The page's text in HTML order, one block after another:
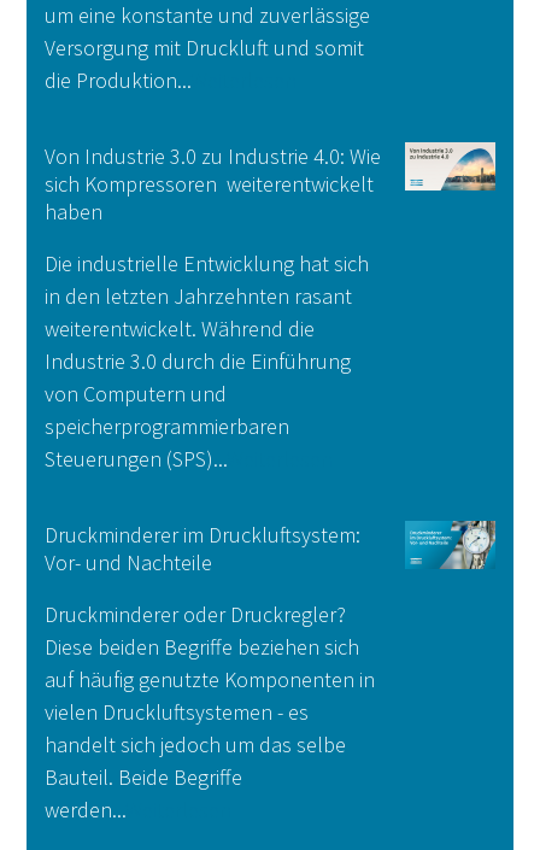
um eine konstante und zuverlässige
Versorgung mit Druckluft und somit
die Produktion...Weiterlesen
Von Industrie 3.0 zu Industrie 4.0: Wie
sich Kompressoren weiterentwickelt
haben
Die industrielle Entwicklung hat sich
in den letzten Jahrzehnten rasant
weiterentwickelt. Während die
Industrie 3.0 durch die Einführung
von Computern und
speicherprogrammierbaren
Steuerungen (SPS)...Weiterlesen
Druckminderer im Druckluftsystem:
Vor- und Nachteile
Druckminderer oder Druckregler?
Diese beiden Begriffe beziehen sich
auf häufig genutzte Komponenten in
vielen Druckluftsystemen - es
handelt sich jedoch um das selbe
Bauteil. Beide Begriffe
werden...Weiterlesen